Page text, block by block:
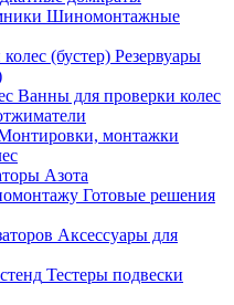
Шиномонтажные
Резервуары
Ванны для проверки колес
монтажки
Азота
Готовые решения
Аксессуары для
Тестеры подвески